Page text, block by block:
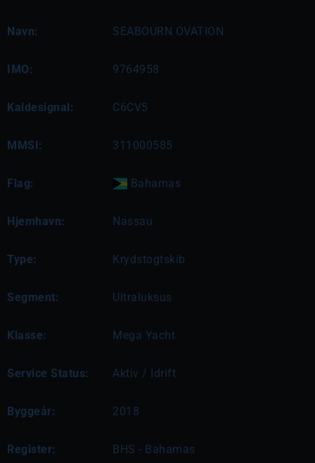
Navn: SEABOURN OVATION
IMO: 9764958
Kaldesignal: C6CV5
MMSI: 311000585
Flag: Bahamas
Hjemhavn: Nassau
Type: Krydstogtskib
Segment: Ultraluksus
Klasse: Mega Yacht
Service Status: Aktiv / Idrift
Byggeår: 2018
Register: BHS - Bahamas